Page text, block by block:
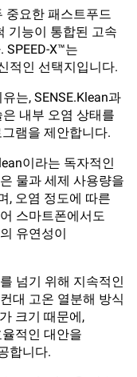
중요한 패스트푸드
기능이 통합된 고속
SPEED-X™는
적인 선택지입니다.
는, SENSE.Klean과
내부 오염 상태를
램을 제안합니다.
이라는 독자적인
물과 세제 사용량을
, 오염 정도에 따른
스마트폰에서도
유연성이
넘기 위해 지속적인
대 고온 열분해 방식
크기 때문에,
적인 대안을
합니다.